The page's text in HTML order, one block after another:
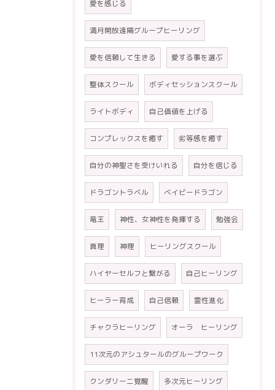
愛を感じる
満月開放遠隔グループヒーリング
愛を信頼して生きる 愛する事を選ぶ
整体スクール ボディセッションスクール
ライトボディ 自己価値を上げる
コンプレックスを癒す 劣等感を癒す
自分の神聖さを受けいれる 自分を信じる
ドラゴントラベル ベイビードラゴン
竜王 神性、女神性を発揮する 勉強会
真理 神理 ヒーリングスクール
ハイヤーセルフと繋がる 自己ヒーリング
ヒーラー育成 自己信頼 霊性進化
チャクラヒーリング オーラ ヒーリング
11次元のアシュタールのグループワーク
クンダリーニ覚醒 多次元ヒーリング